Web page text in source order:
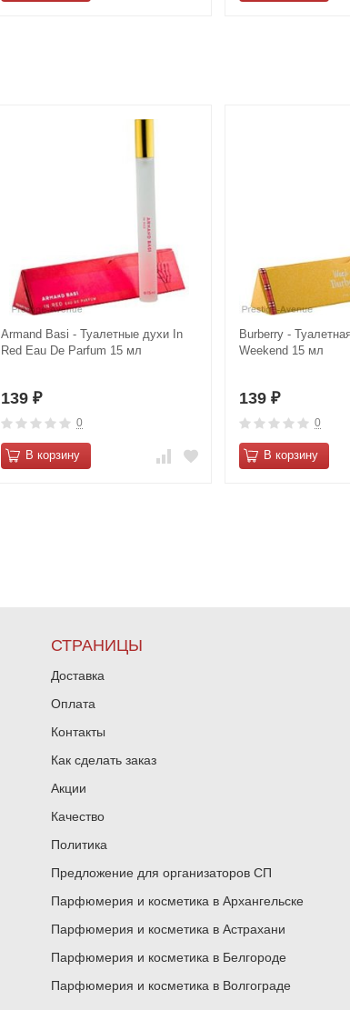
Armand Basi - Туалетные духи In
Red Eau De Parfum 15 мл
139 ₽
0
В корзину
Burberry -
Weekend 15 мл
139 ₽
0
В корзину
СТРАНИЦЫ
Доставка
Оплата
Контакты
Как сделать заказ
Акции
Качество
Политика
Предложение для организаторов СП
Парфюмерия и косметика в Архангельске
Парфюмерия и косметика в Астрахани
Парфюмерия и косметика в Белгороде
Парфюмерия и косметика в Волгограде